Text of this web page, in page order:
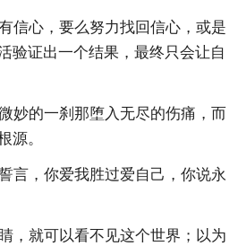
信心，要么努力找回信心，或是
验证出一个结果，最终只会让自
妙的一刹那堕入无尽的伤痛，而
源。
言，你爱我胜过爱自己，你说永
，就可以看不见这个世界；以为